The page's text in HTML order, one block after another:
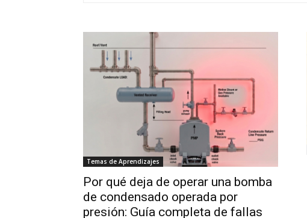
Temas de Aprendizajes
Por qué deja de operar una bomba
de condensado operada por
presión: Guía completa de fallas